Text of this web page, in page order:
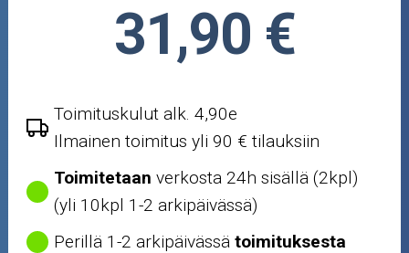
Puutarha ja metsä
Nastarenkaat
Renkaat ja vanteet
Öljyt ja kemikaalit
31,90 €
Toimituskulut alk. 4,90e
Ilmainen toimitus yli 90 € tilauksiin
Toimitetaan verkosta 24h sisällä (2kpl)
(yli 10kpl 1-2 arkipäivässä)
Perillä 1-2 arkipäivässätoimituksesta